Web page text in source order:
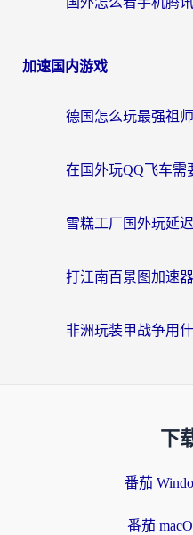
加速国内游戏
下
番茄
番茄